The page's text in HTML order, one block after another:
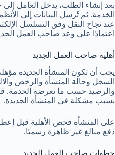
بعد إنشاء الطلب، يدخل العامل
الخدمة. ثم تُرسل البيانات إلى
عند نجاح النقل وفق التسلسل
اعتمادًا على وعد صاحب العمل
أهلية صاحب العمل الجديد
يجب أن تكون المنشأة الجديدة
السجل وحالة المنشأة والرخص
والرصيد حسب ما تعرضه الخدمة.
بسبب مشكلة في المنشأة الجديدة.
على المنشأة فحص الأهلية قبل
دفع مبالغ غير ظاهرة رسميًا.